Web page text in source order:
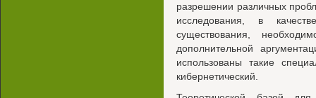
разрешении различных
исследования, в
существования,
дополнительной
использованы такие
кибернетический.